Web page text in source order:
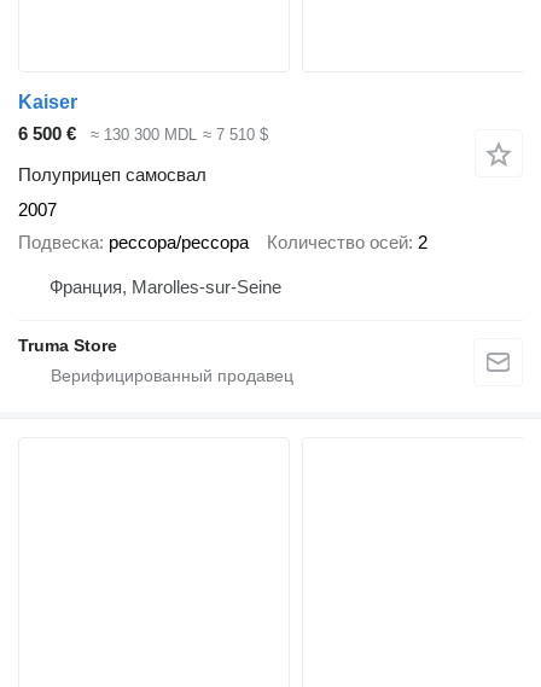
Kaiser
6 500 €
≈ 130 300 MDL ≈ 7 510 $
Полуприцеп самосвал
2007
Подвеска рессора/рессора Количество осей 2
Франция, Marolles-sur-Seine
Truma Store